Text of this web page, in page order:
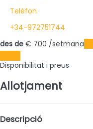
Telèfon
+34-972751744
des de € 700 /setmana
Disponibilitat i preus
Allotjament
Descripció